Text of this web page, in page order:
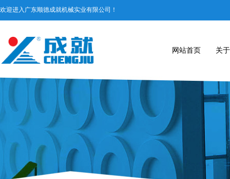
欢迎进入广东顺德成就机械实业有限公司！​
网站首页 关